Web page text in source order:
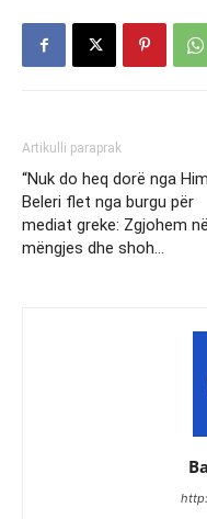
Artikulli paraprak
“Nuk do heq dorë nga
Beleri flet nga burgu për
mediat greke: Zgjohem në
mëngjes dhe shoh…